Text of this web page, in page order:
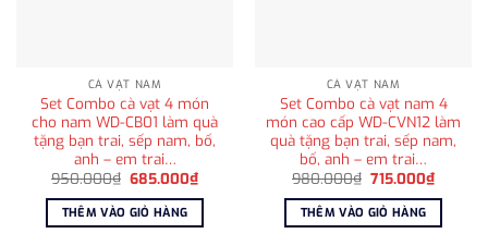
CÀ VẠT NAM
Set Combo cà vạt 4 món
cho nam WD-CB01 làm quà
tặng bạn trai, sếp nam, bố,
anh – em trai…
950.000₫ Giá
là:
950.000₫.
685.000₫Giá
hiện
tại
685.000₫.
THÊM VÀO GIỎ HÀNG
CÀ VẠT NAM
Set Combo cà vạt nam 4
món cao cấp WD-CVN12 làm
quà tặng bạn trai, sếp nam,
bố, anh – em trai…
980.000₫ Giá
là:
980.000₫.
715.000₫Giá
hiện
tại
THÊM VÀO GIỎ HÀNG